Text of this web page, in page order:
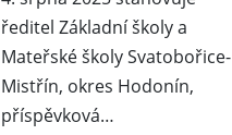
ředitel Základní školy a
Mateřské školy Svatobořice-
Mistřín, okres Hodonín,
příspěvková…